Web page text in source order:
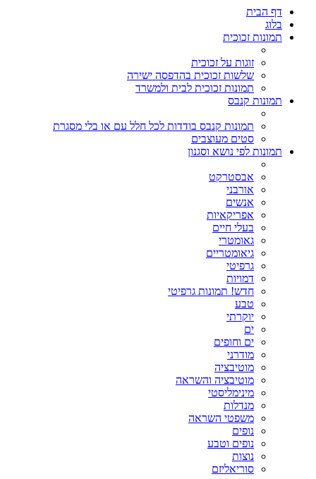
דף הבית
בלוג
תמונות זכוכית
זוגות על זכוכית
שלשות זכוכית בהדפסה ישירה
תמונות זכוכית לבית ולמשרד
תמונות קנבס
תמונות קנבס בודדות לכל חלל עם או בלי מסגרת
סטים מעוצבים
תמונות לפי נושא וסגנון
אבסטרקט
אורבני
אנשים
אפריקאיות
בעלי חיים
גאומטרי
גיאומטריים
גרפיטי
דמויות
חדש! תמונות גרפיטי
טבע
יוקרתי
ים
ים וחופים
מודרני
מוטיבציה
מוטיבציה והשראה
מינימליסטי
מנדלות
משפטי השראה
נופים
נופים וטבע
נוצות
סוריאליזם